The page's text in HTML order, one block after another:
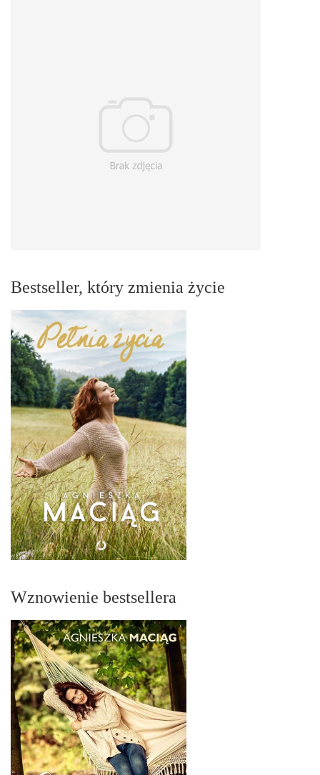
Bestseller, który zmienia życie
Wznowienie bestsellera